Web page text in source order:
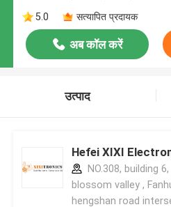
5.0
सत्यापित प्रदायक
अब कॉल करें
उत्पाद
Hefei XIXI
NO.308, building
blossom valley ,
hengshan road